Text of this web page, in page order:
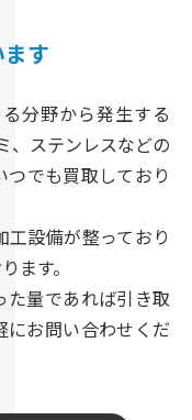
す
分野から発生する
、ステンレスなどの
でも買取しており
設備が整っており
ます。
た量であれば引き取
にお問い合わせくだ